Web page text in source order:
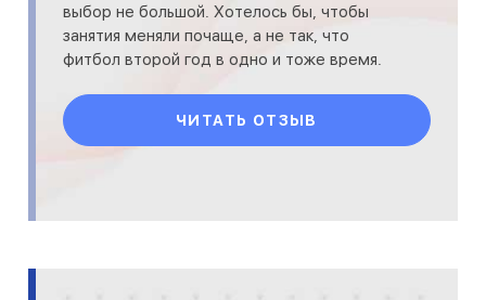
выбор не большой. Хотелось бы, чтобы
занятия меняли почаще, а не так, что
фитбол второй год в одно и тоже время.
ЧИТАТЬ ОТЗЫВ